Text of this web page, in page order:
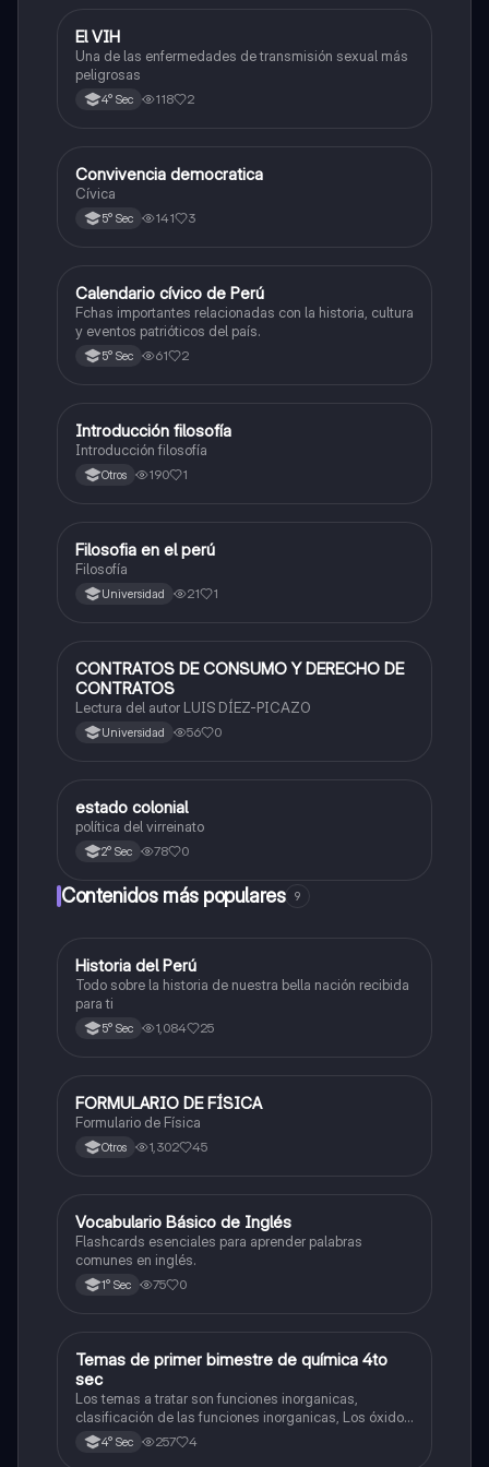
Desarrollo Personal, Ciudadanía y Cívica
El VIH
Una de las enfermedades de transmisión sexual más
peligrosas
4° Sec 118 2
Desarrollo Personal, Ciudadanía y Cívica
Convivencia democratica
Cívica
5° Sec 141 3
Desarrollo Personal, Ciudadanía y Cívica
Calendario cívico de Perú
Fchas importantes relacionadas con la historia, cultura
y eventos patrióticos del país.
5° Sec 61 2
Desarrollo Personal, Ciudadanía y Cívica
Introducción filosofía
Introducción filosofía
Otros 190 1
Desarrollo Personal, Ciudadanía y Cívica
Filosofia en el perú
Filosofía
Universidad 21 1
Desarrollo Personal, Ciudadanía y Cívica
CONTRATOS DE CONSUMO Y DERECHO DE
CONTRATOS
Lectura del autor LUIS DÍEZ-PICAZO
Universidad 56 0
Desarrollo Personal, Ciudadanía y Cívica
estado colonial
política del virreinato
2° Sec 78 0
Contenidos más populares 9
Ciencias Sociales
Historia del Perú
Todo sobre la historia de nuestra bella nación recibida
para ti
5° Sec 1,084 25
Física
FORMULARIO DE FÍSICA
Formulario de Física
Otros 1,302 45
VInglés
Vocabulario Básico de Inglés
Flashcards esenciales para aprender palabras
comunes en inglés.
1° Sec 75 0
Química
Temas de primer bimestre de química 4to
sec
Los temas a tratar son funciones inorganicas,
clasificación de las funciones inorganicas, Los óxidos
y los óxidos ácidos
4° Sec 257 4